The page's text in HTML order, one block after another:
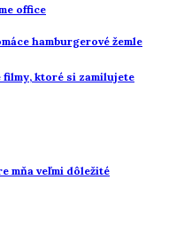
office
hamburgerové žemle
filmy, ktoré si zamilujete
mňa veľmi dôležité